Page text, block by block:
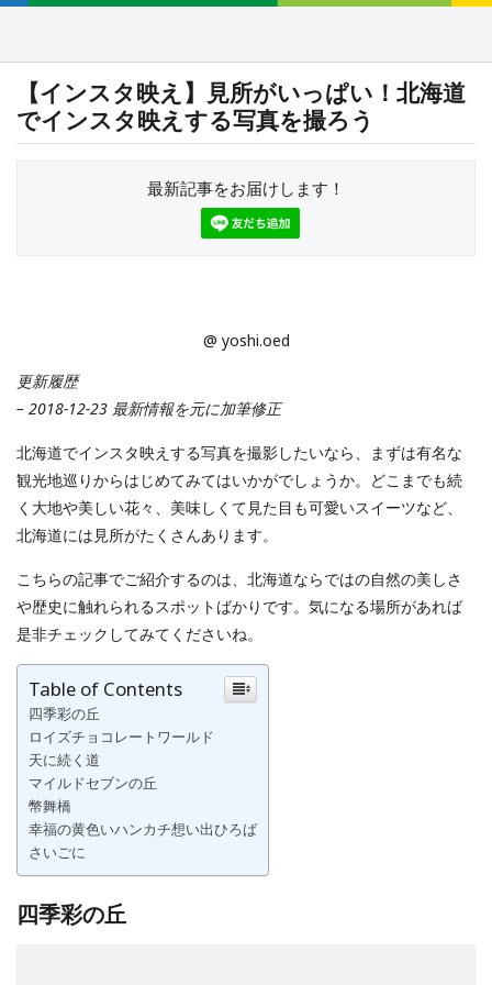
【インスタ映え】見所がいっぱい！北海道
でインスタ映えする写真を撮ろう
最新記事をお届けします！
@ yoshi.oed
更新履歴
– 2018-12-23 最新情報を元に加筆修正
北海道でインスタ映えする写真を撮影したいなら、まずは有名な
観光地巡りからはじめてみてはいかがでしょうか。どこまでも続
く大地や美しい花々、美味しくて見た目も可愛いスイーツなど、
北海道には見所がたくさんあります。
こちらの記事でご紹介するのは、北海道ならではの自然の美しさ
や歴史に触れられるスポットばかりです。気になる場所があれば
是非チェックしてみてくださいね。
Table of Contents
四季彩の丘
ロイズチョコレートワールド
天に続く道
マイルドセブンの丘
幣舞橋
幸福の黄色いハンカチ想い出ひろば
さいごに
四季彩の丘